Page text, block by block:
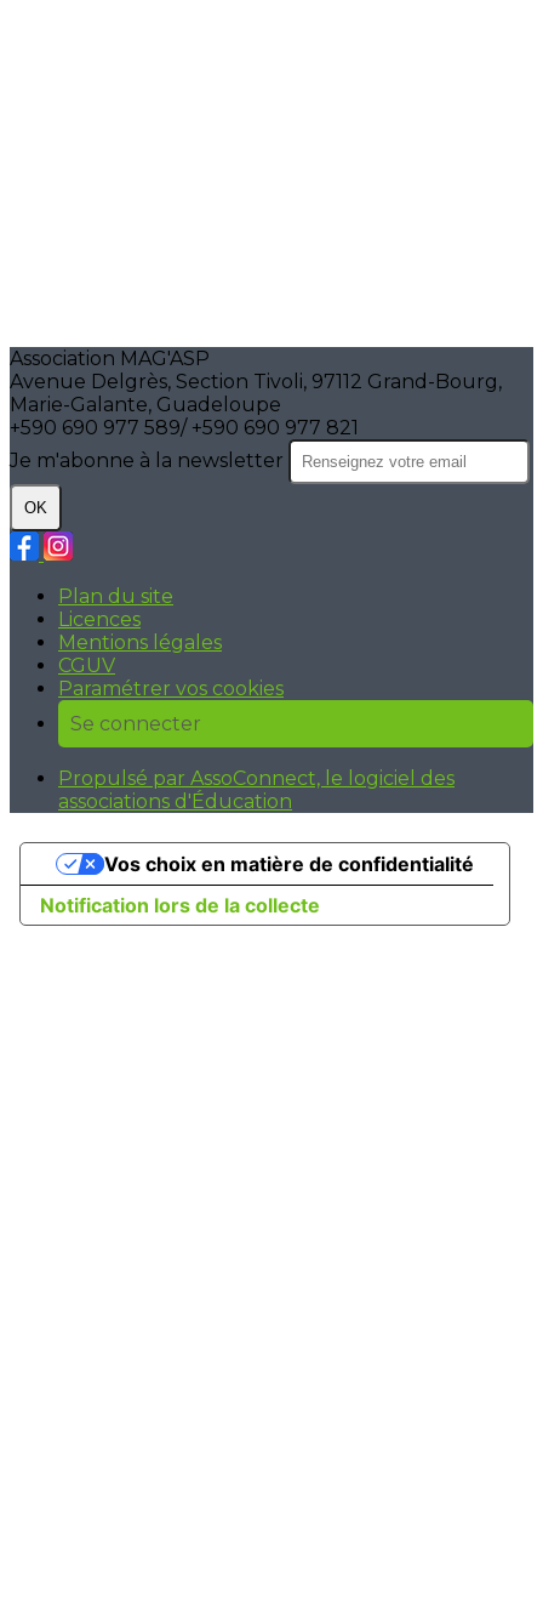
Association MAG'ASP
Avenue Delgrès, Section Tivoli, 97112 Grand-Bourg,
Marie-Galante, Guadeloupe
+590 690 977 589/ +590 690 977 821
Je m'abonne à la newsletter
OK
Plan du site
Licences
Mentions légales
CGUV
Paramétrer vos cookies
Se connecter
Propulsé par AssoConnect, le logiciel des
associations d'Éducation
Notification lors de la collecte
Vos choix en matière de confidentialité